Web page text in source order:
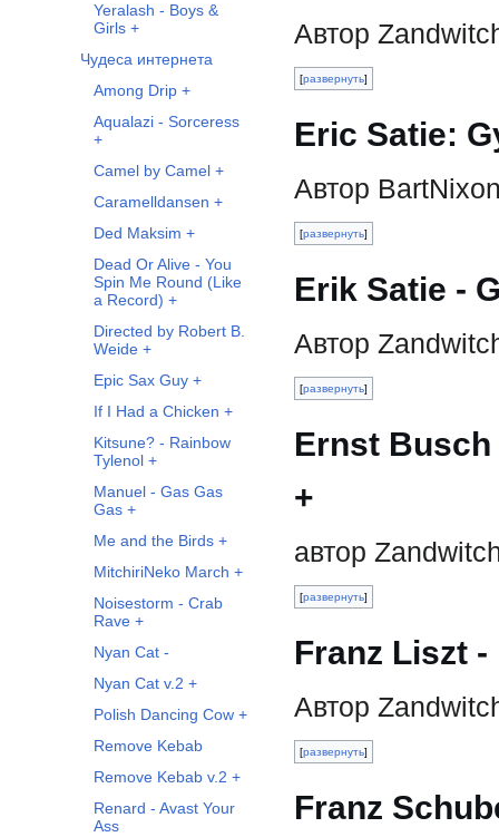
Yeralash - Boys &
Girls +
Чудеса интернета
Among Drip +
Aqualazi - Sorceress
+
Camel by Camel +
Caramelldansen +
Ded Maksim +
Dead Or Alive - You
Spin Me Round (Like
a Record) +
Directed by Robert B.
Weide +
Epic Sax Guy +
If I Had a Chicken +
Kitsune? - Rainbow
Tylenol +
Manuel - Gas Gas
Gas +
Me and the Birds +
MitchiriNeko March +
Noisestorm - Crab
Rave +
Nyan Cat -
Nyan Cat v.2 +
Polish Dancing Cow +
Remove Kebab
Remove Kebab v.2 +
Renard - Avast Your
Ass
Автор
развернуть
Eric Satie:
Автор
развернуть
Erik Satie -
Автор
развернуть
Ernst
+
автор
развернуть
Franz Liszt
Автор
развернуть
Franz